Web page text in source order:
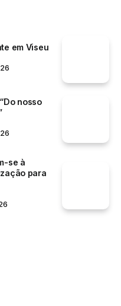
em Viseu
nosso
se à
para